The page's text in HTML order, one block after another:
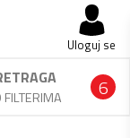
Uloguj se
FILTERIMA 6